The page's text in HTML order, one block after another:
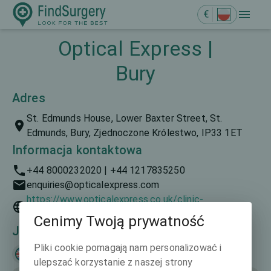
€
Optical Express |
Bury
Adres
St. Edmunds House, Lower Baxter Street, St.
Edmunds, Bury, Zjednoczone Królestwo, IP33 1ET
Informacja kontaktowa
+44 8000232020 | +44 1217835250
enquiries@opticalexpress.com
https://www.opticalexpress.co.uk/clinic-
finder/south-of-england/bury-st-edmunds-house
Języki mówione
English
Cenimy Twoją prywatność
Pliki cookie pomagają nam personalizować i
ulepszać korzystanie z naszej strony